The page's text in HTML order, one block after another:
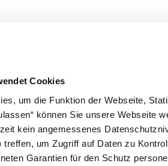
Cookies
um die Funktion der Webseite,
können Sie unsere Webseite
kein angemessenes
um Zugriff auf Daten zu
Garantien für den Schutz